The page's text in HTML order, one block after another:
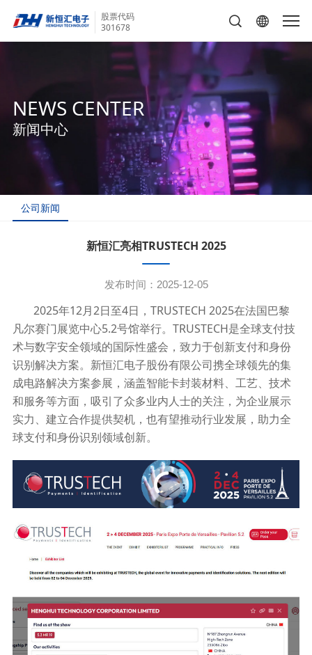
股票代码
301678
NEWS CENTER
新闻中心
公司新闻
新恒汇亮相TRUSTECH 2025
发布时间：2025-12-05
2025年12月2日至4日，TRUSTECH 2025在法国巴黎
凡尔赛门展览中心5.2号馆举行。TRUSTECH是全球支付技
术与数字安全领域的国际性盛会，致力于创新支付和身份
识别解决方案。新恒汇电子股份有限公司携全球领先的集
成电路解决方案参展，涵盖智能卡封装材料、工艺、技术
和服务等方面，吸引了众多业内人士的关注，为企业展示
实力、建立合作提供契机，也有望推动行业发展，助力全
球支付和身份识别领域创新。